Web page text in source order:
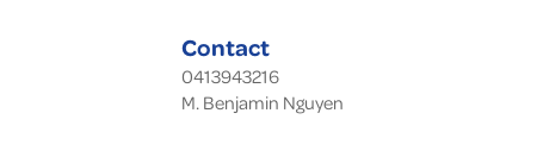
Contact
0413943216
M. Benjamin Nguyen